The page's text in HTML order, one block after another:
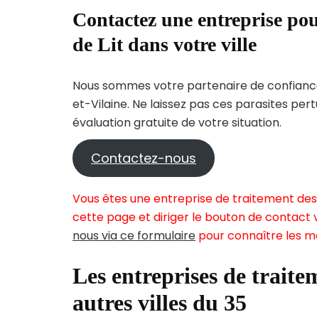
Contactez une entreprise
de Lit dans votre ville
Nous sommes votre partenaire de
et-Vilaine. Ne laissez pas ces parasites
évaluation gratuite de votre situation.
Contactez-nous
Vous êtes une entreprise de traitement
cette page et diriger le bouton de contact
nous via ce formulaire pour connaître les
Les entreprises de
autres villes du 35